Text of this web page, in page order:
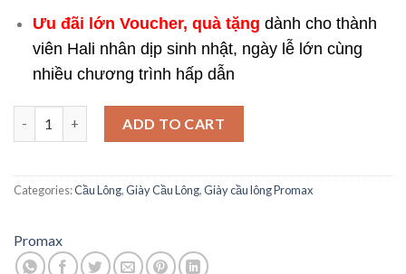
Ưu đãi lớn Voucher, quà tặng dành cho thành
viên Hali nhân dịp sinh nhật, ngày lễ lớn cùng
nhiều chương trình hấp dẫn
ADD TO CART
Categories:Cầu Lông,Giày Cầu Lông,Giày cầu lông Promax
Promax